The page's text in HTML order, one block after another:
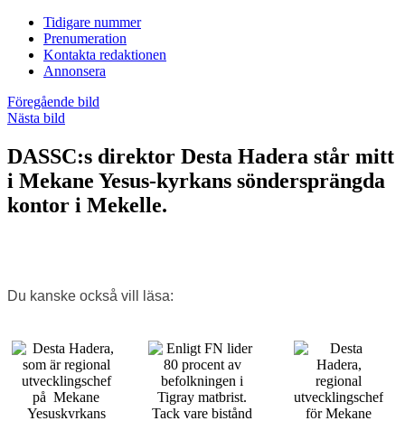
Tidigare nummer
Prenumeration
Kontakta redaktionen
Annonsera
Föregående bild
Nästa bild
DASSC:s direktor Desta Hadera står mitt
i Mekane Yesus-kyrkans söndersprängda
kontor i Mekelle.
Du kanske också vill läsa: